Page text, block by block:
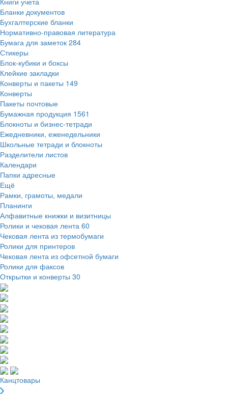
Бланки документов
Бухгалтерские бланки
Нормативно-правовая литература
Бумага для заметок 284
Стикеры
Блок-кубики и боксы
Клейкие закладки
Конверты и пакеты 149
Конверты
Пакеты почтовые
Бумажная продукция 1561
Блокноты и бизнес-тетради
Ежедневники, еженедельники
Школьные тетради и блокноты
Разделители листов
Календари
Папки адресные
Ещё
Рамки, грамоты, медали
Планинги
Алфавитные книжки и визитницы
Ролики и чековая лента 60
Чековая лента из термобумаги
Ролики для принтеров
Чековая лента из офсетной бумаги
Ролики для факсов
Открытки и конверты 30
Канцтовары